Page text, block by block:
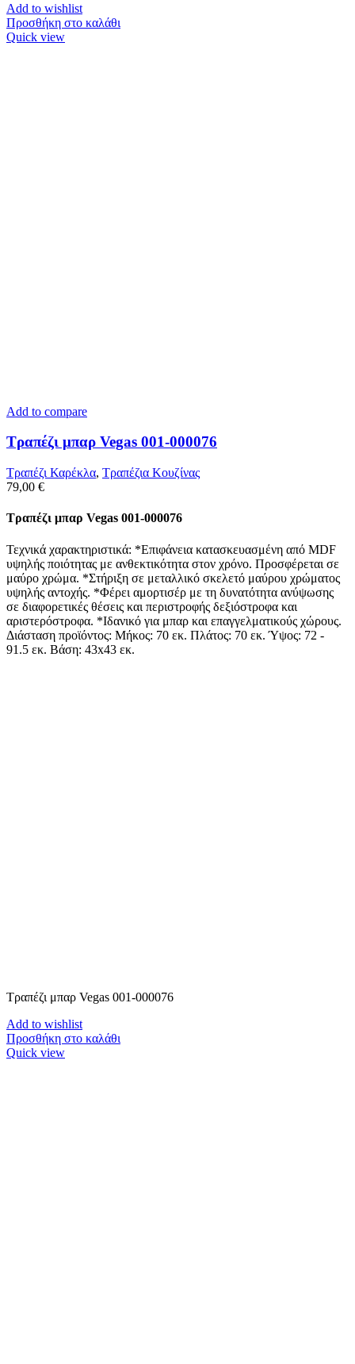
Add to wishlist
Προσθήκη στο καλάθι
Quick view
Add to compare
Τραπέζι μπαρ Vegas 001-000076
Τραπέζι Καρέκλα, Tραπέζια Κουζίνας
79,00 €
Τραπέζι μπαρ Vegas 001-000076
Τεχνικά χαρακτηριστικά: *Επιφάνεια κατασκευασμένη από MDF
υψηλής ποιότητας με ανθεκτικότητα στον χρόνο. Προσφέρεται σε
μαύρο χρώμα. *Στήριξη σε μεταλλικό σκελετό μαύρου χρώματος
υψηλής αντοχής. *Φέρει αμορτισέρ με τη δυνατότητα ανύψωσης
σε διαφορετικές θέσεις και περιστροφής δεξιόστροφα και
αριστερόστροφα. *Ιδανικό για μπαρ και επαγγελματικούς χώρους.
Διάσταση προϊόντος: Μήκος: 70 εκ. Πλάτος: 70 εκ. Ύψος: 72 -
91.5 εκ. Βάση: 43x43 εκ.
Τραπέζι μπαρ Vegas 001-000076
Add to wishlist
Προσθήκη στο καλάθι
Quick view